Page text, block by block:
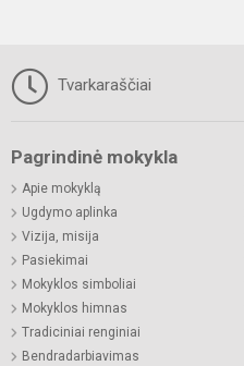
Tvarkaraščiai
Pagrindinė mokykla
Apie mokyklą
Ugdymo aplinka
Vizija, misija
Pasiekimai
Mokyklos simboliai
Mokyklos himnas
Tradiciniai renginiai
Bendradarbiavimas